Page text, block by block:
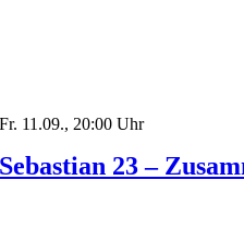
Fr. 11.09., 20:00 Uhr
Sebastian 23 –